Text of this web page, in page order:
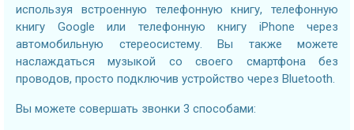
используя встроенную телефонную книгу, телефонную
книгу Google или телефонную книгу iPhone через
автомобильную стереосистему. Вы также можете
наслаждаться музыкой со своего смартфона без
проводов, просто подключив устройство через Bluetooth.
Вы можете совершать звонки 3 способами: